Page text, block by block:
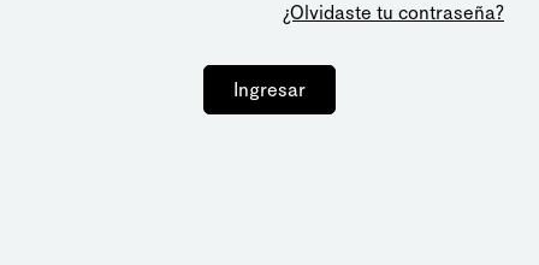
¿Olvidaste tu contraseña?
Ingresar